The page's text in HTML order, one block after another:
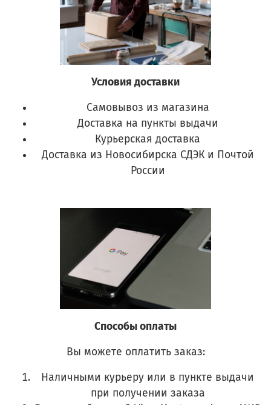
Условия доставки
Самовывоз из магазина
Доставка на пункты выдачи
Курьерская доставка
Доставка из Новосибирска СДЭК и Почтой
России
Способы оплаты
Вы можете оплатить заказ:
Наличными курьеру или в пункте выдачи
при получении заказа